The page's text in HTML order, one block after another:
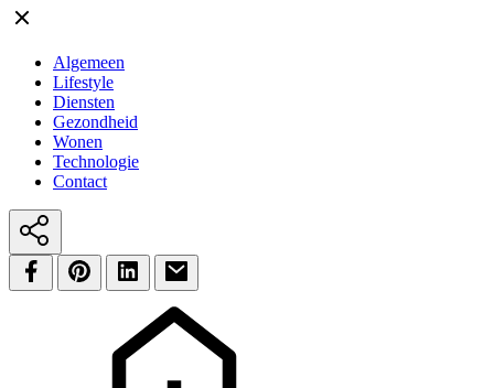
Algemeen
Lifestyle
Diensten
Gezondheid
Wonen
Technologie
Contact